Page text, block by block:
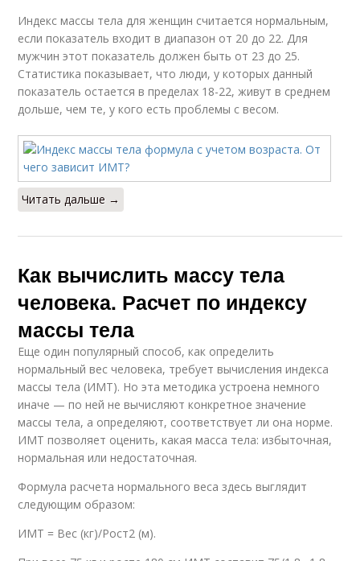
Индекс массы тела для женщин считается нормальным,
если показатель входит в диапазон от 20 до 22. Для
мужчин этот показатель должен быть от 23 до 25.
Статистика показывает, что люди, у которых данный
показатель остается в пределах 18-22, живут в среднем
дольше, чем те, у кого есть проблемы с весом.
Читать дальше →
Как вычислить массу тела
человека. Расчет по индексу
массы тела
Еще один популярный способ, как определить
нормальный вес человека, требует вычисления индекса
массы тела (ИМТ). Но эта методика устроена немного
иначе — по ней не вычисляют конкретное значение
массы тела, а определяют, соответствует ли она норме.
ИМТ позволяет оценить, какая масса тела: избыточная,
нормальная или недостаточная.
Формула расчета нормального веса здесь выглядит
следующим образом:
ИМТ = Вес (кг)/Рост2 (м).